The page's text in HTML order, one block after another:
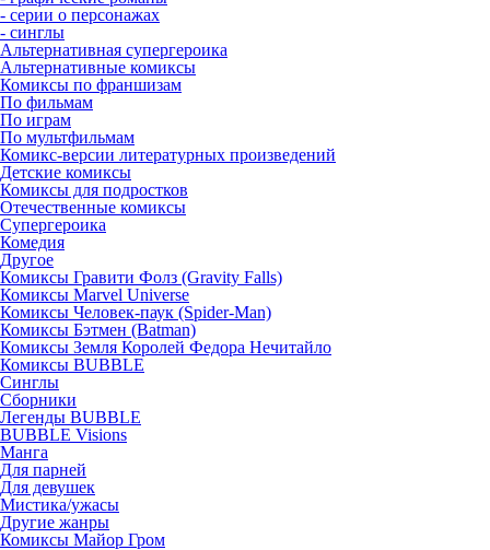
- серии о персонажах
- синглы
Альтернативная супергероика
Альтернативные комиксы
Комиксы по франшизам
По фильмам
По играм
По мультфильмам
Комикс-версии литературных произведений
Детские комиксы
Комиксы для подростков
Отечественные комиксы
Супергероика
Комедия
Другое
Комиксы Гравити Фолз (Gravity Falls)
Комиксы Marvel Universe
Комиксы Человек-паук (Spider-Man)
Комиксы Бэтмен (Batman)
Комиксы Земля Королей Федора Нечитайло
Комиксы BUBBLE
Синглы
Сборники
Легенды BUBBLE
BUBBLE Visions
Манга
Для парней
Для девушек
Мистика/ужасы
Другие жанры
Комиксы Майор Гром